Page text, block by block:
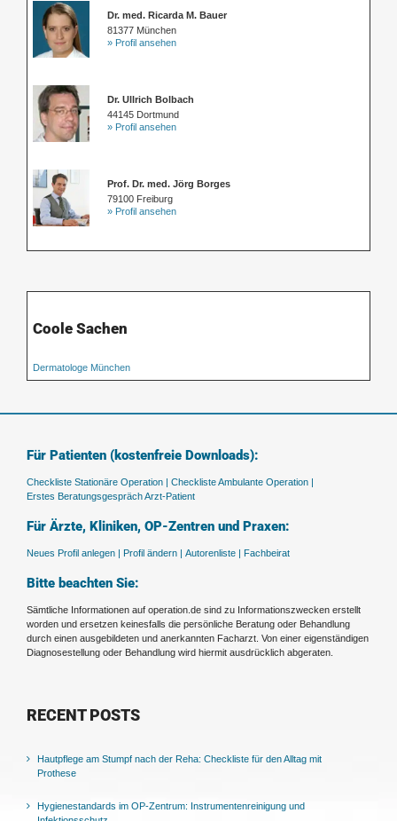
Dr. med. Ricarda M. Bauer
81377 München
» Profil ansehen
Dr. Ullrich Bolbach
44145 Dortmund
» Profil ansehen
Prof. Dr. med. Jörg Borges
79100 Freiburg
» Profil ansehen
Coole Sachen
Dermatologe München
Für Patienten (kostenfreie Downloads):
Checkliste Stationäre Operation | Checkliste Ambulante Operation |
Erstes Beratungsgespräch Arzt-Patient
Für Ärzte, Kliniken, OP-Zentren und Praxen:
Neues Profil anlegen | Profil ändern | Autorenliste | Fachbeirat
Bitte beachten Sie:
Sämtliche Informationen auf operation.de sind zu Informationszwecken erstellt
worden und ersetzen keinesfalls die persönliche Beratung oder Behandlung
durch einen ausgebildeten und anerkannten Facharzt. Von einer eigenständigen
Diagnosestellung oder Behandlung wird hiermit ausdrücklich abgeraten.
RECENT POSTS
Hautpflege am Stumpf nach der Reha: Checkliste für den Alltag mit
Prothese
Hygienestandards im OP-Zentrum: Instrumentenreinigung und